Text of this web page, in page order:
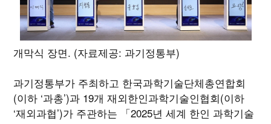
개막식 장면. (자료제공: 과기정통부)
과기정통부가 주최하고 한국과학기술단체총연합회
(이하 ‘과총’)과 19개 재외한인과학기술인협회(이하
‘재외과협’)가 주관하는 「2025년 세계 한인 과학기술